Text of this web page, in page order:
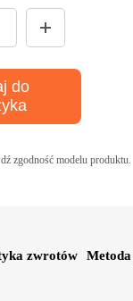
do
zgodność modelu produktu.
zwrotów Metoda